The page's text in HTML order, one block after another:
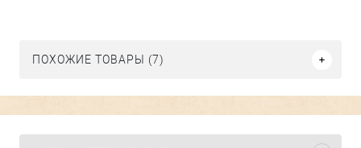
ПОХОЖИЕ ТОВАРЫ (7)